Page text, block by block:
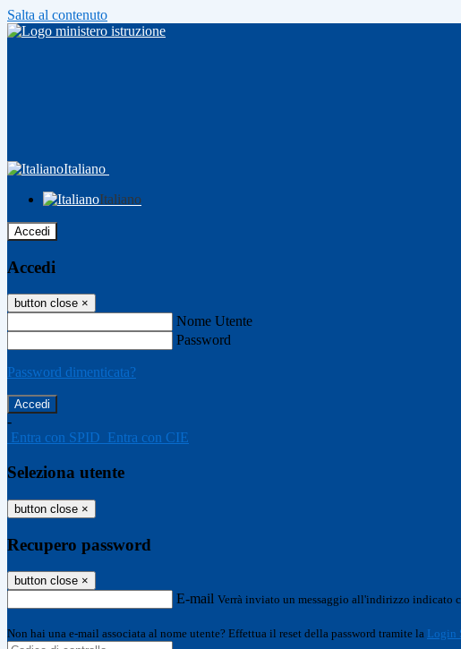
Salta al contenuto
Italiano
Italiano
Accedi
Accedi
button close ×
Nome Utente
Password
Password dimenticata?
-
Entra con SPID Entra con CIE
Seleziona utente
button close ×
Recupero password
button close ×
E-mail Verrà inviato un messaggio all'indirizzo indicato
Non hai una e-mail associata al nome utente? Effettua il reset della password tramite la Login